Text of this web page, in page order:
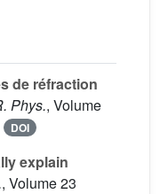
de réfraction
Phys., Volume
DOI
explain
, Volume 23